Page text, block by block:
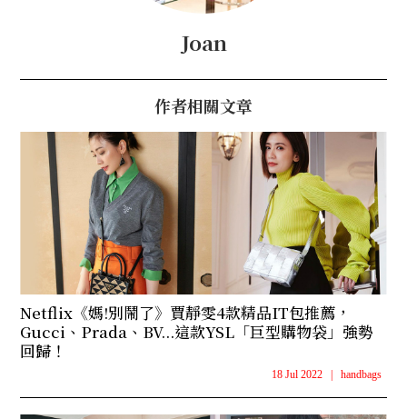
Joan
作者相關文章
Netflix《媽!別鬧了》賈靜雯4款精品IT包推薦，
Gucci、Prada、BV...這款YSL「巨型購物袋」強勢
回歸！
18 Jul 2022 handbags